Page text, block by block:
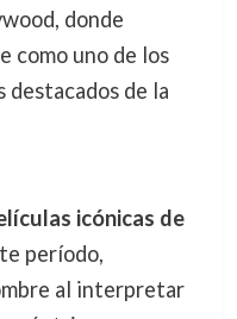
donde
como uno de los
destacados de la
icónicas de
período,
al interpretar